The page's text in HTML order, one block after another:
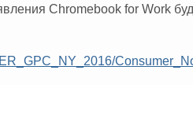
Chromebook for Work